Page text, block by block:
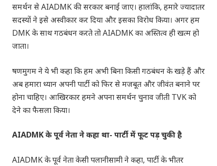
समर्थन से AIADMK की सरकार बनाई जाए। हालांकि, हमारे ज्यादातर
सदस्यों ने इसे अस्वीकार कर दिया और इसका विरोध किया। अगर हम
DMK के साथ गठबंधन करते तो AIADMK का अस्तित्व ही खत्म हो
जाता।
षणमुगम ने ये भी कहा कि हम अभी बिना किसी गठबंधन के खड़े हैं और
अब हमारा ध्यान अपनी पार्टी को फिर से मजबूत और जीवंत बनाने पर
होना चाहिए। आखिरकार हमने अपना समर्थन चुनाव जीती TVK को
देने का फैसला किया।
AIADMK के पूर्व नेता ने कहा था- पार्टी में फूट पड़ चुकी है
AIADMK के पूर्व नेता केसी पलानीसामी ने कहा, पार्टी के भीतर